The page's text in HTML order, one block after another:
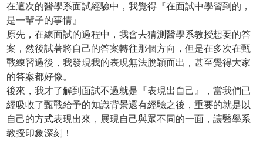
在這次的醫學系面試經驗中，我覺得『在面試中學習到的，
是一輩子的事情』
原先，在練面試的過程中，我會去猜測醫學系教授想要的答
案，然後試著將自己的答案轉往那個方向，但是在多次在甄
戰練習過後，我發現我的表現無法脫穎而出，甚至覺得大家
的答案都好像。
後來，我才了解到面試不過就是『表現出自己』，當我們已
經吸收了甄戰給予的知識背景還有經驗之後，重要的就是以
自己的方式表現出來，展現自己與眾不同的一面，讓醫學系
教授印象深刻！